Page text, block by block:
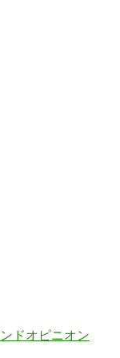
ドオピニオン